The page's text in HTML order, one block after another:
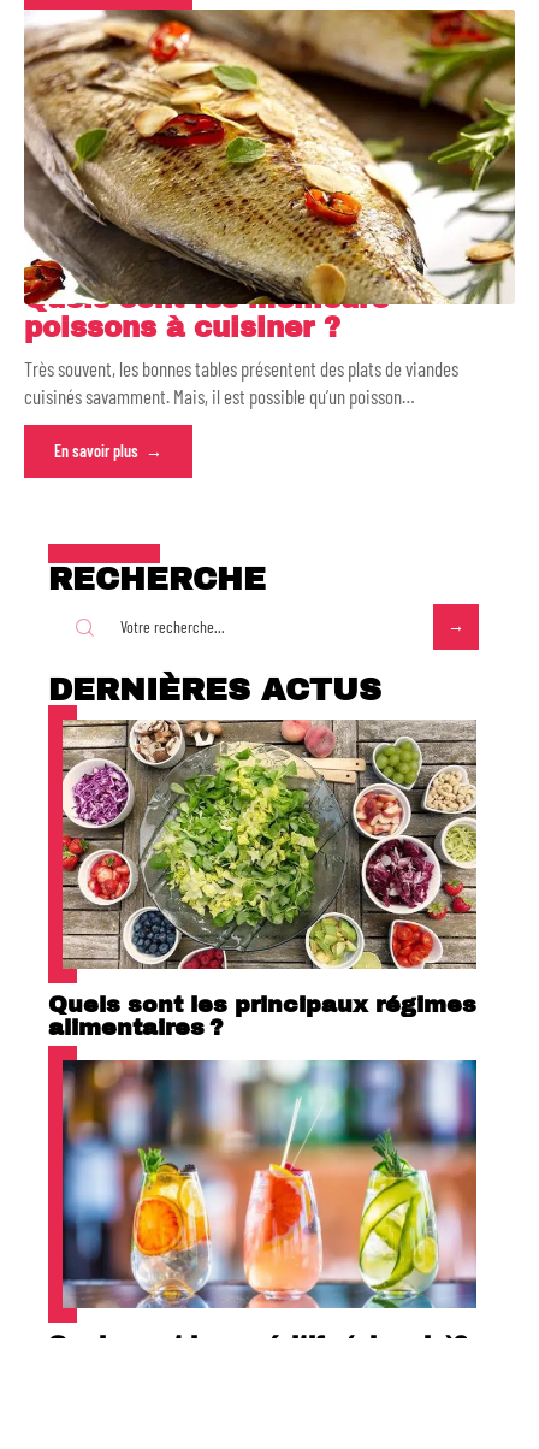
Quels sont les meilleurs
poissons à cuisiner ?
Très souvent, les bonnes tables présentent des plats de viandes
cuisinés savamment. Mais, il est possible qu’un poisson…
En savoir plus
RECHERCHE
DERNIÈRES ACTUS
Quels sont les principaux régimes
alimentaires ?
Quels sont les apéritifs (alcools)?